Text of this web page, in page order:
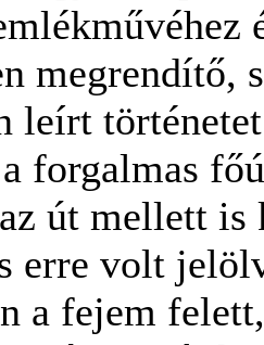
megrendítő,
leírt
forgalmas
út mellett
erre volt
a fejem